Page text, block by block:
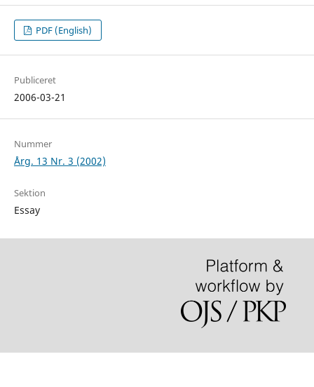
PDF (English)
Publiceret
2006-03-21
Nummer
Årg. 13 Nr. 3 (2002)
Sektion
Essay